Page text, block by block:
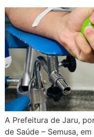
A Prefeitura de Jaru,
de Saúde – Semusa,